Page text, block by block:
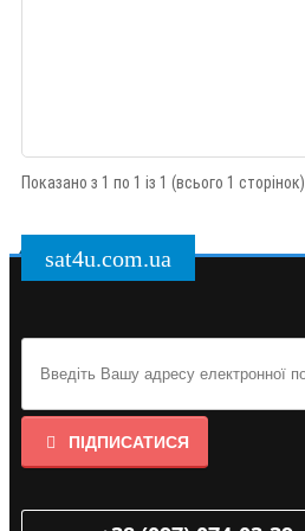
Показано з 1 по 1 із 1 (всього 1 сторінок)
sat4u.com.ua
ПІДПИСАТИСЯ